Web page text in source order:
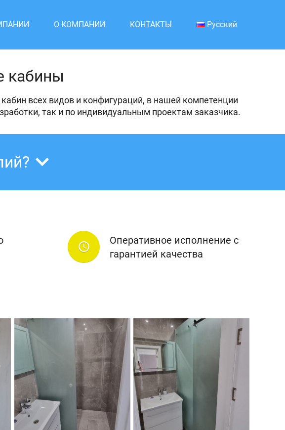
О КОМПАНИИ КОНТАКТЫ Русский
кабины
всех видов и конфигураций, в нашей компетенции
так и по индивидуальным проектам заказчика.
access_time
Оперативное исполнение с
гарантией качества